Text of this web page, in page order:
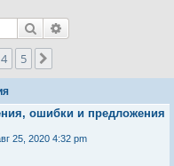
Поиск
4 5
ошибки и предложения
25, 2020 4:32 pm